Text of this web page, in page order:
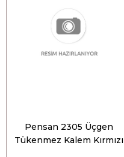
Pensan 2305 Üçgen
Tükenmez Kalem Kırmızı